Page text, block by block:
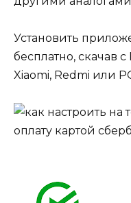
Установить
бесплатно, скачав
Xiaomi, Redmi или